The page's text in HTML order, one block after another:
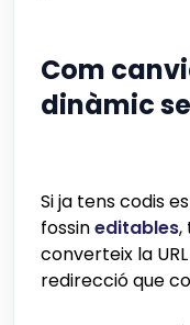
Com
dinàmic
Si ja tens codis
fossineditables,
converteix la
redirecció que